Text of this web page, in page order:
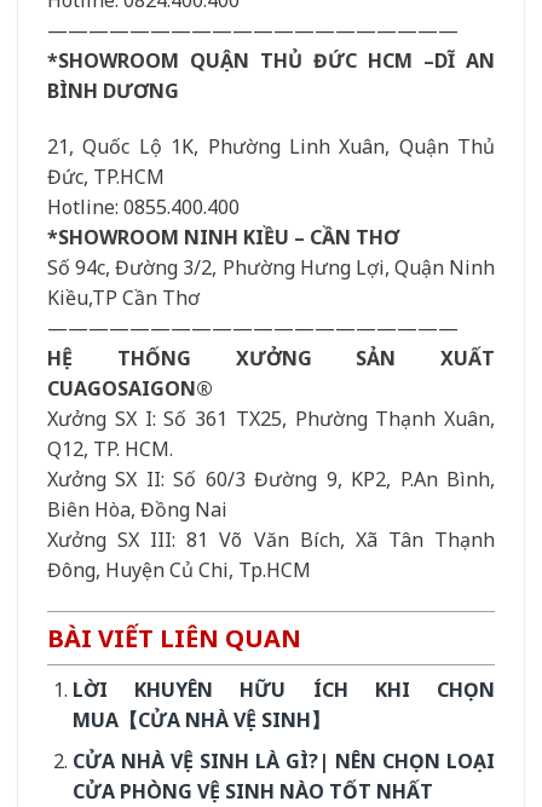
————————————————————
*SHOWROOM QUẬN THỦ ĐỨC HCM –DĨ AN
BÌNH DƯƠNG
21, Quốc Lộ 1K, Phường Linh Xuân, Quận Thủ
Đức, TP.HCM
Hotline: 0855.400.400
*SHOWROOM NINH KIỀU – CẦN THƠ
Số 94c, Đường 3/2, Phường Hưng Lợi, Quận Ninh
Kiều,TP Cần Thơ
————————————————————
HỆ THỐNG XƯỞNG SẢN XUẤT
CUAGOSAIGON®
Xưởng SX I: Số 361 TX25, Phường Thạnh Xuân,
Q12, TP. HCM.
Xưởng SX II: Số 60/3 Đường 9, KP2, P.An Bình,
Biên Hòa, Đồng Nai
Xưởng SX III: 81 Võ Văn Bích, Xã Tân Thạnh
Đông, Huyện Củ Chi, Tp.HCM
BÀI VIẾT LIÊN QUAN
LỜI KHUYÊN HỮU ÍCH KHI CHỌN
MUA【CỬA NHÀ VỆ SINH】
CỬA NHÀ VỆ SINH LÀ GÌ?| NÊN CHỌN LOẠI
CỬA PHÒNG VỆ SINH NÀO TỐT NHẤT